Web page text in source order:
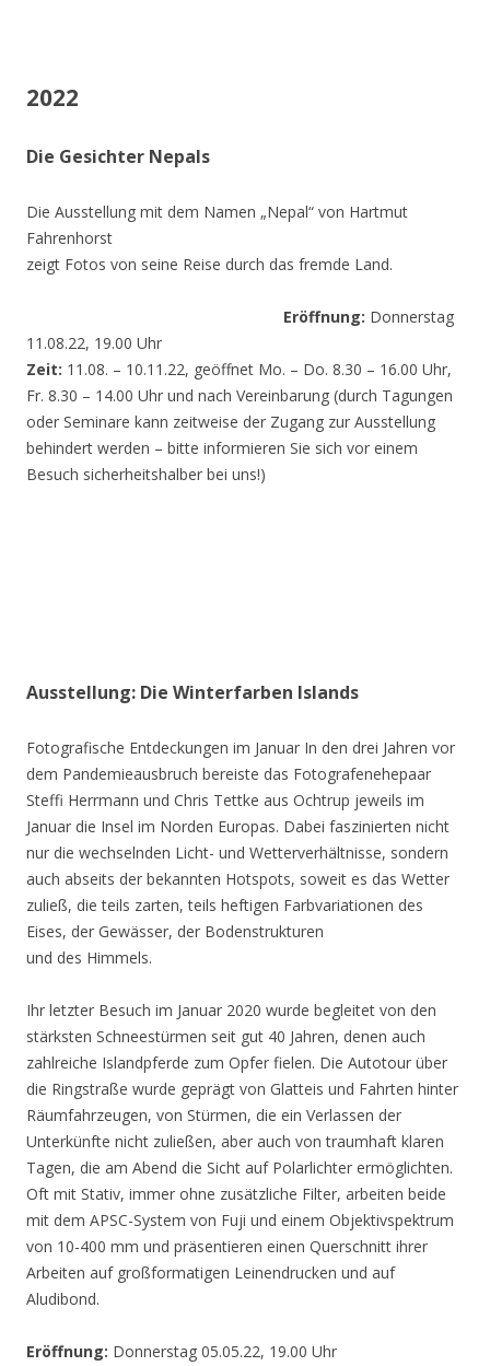
2022
Die Gesichter Nepals
Die Ausstellung mit dem Namen „Nepal“ von Hartmut
Fahrenhorst
zeigt Fotos von seine Reise durch das fremde Land.
Eröffnung: Donnerstag
11.08.22, 19.00 Uhr
Zeit: 11.08. – 10.11.22, geöffnet Mo. – Do. 8.30 – 16.00 Uhr,
Fr. 8.30 – 14.00 Uhr und nach Vereinbarung (durch Tagungen
oder Seminare kann zeitweise der Zugang zur Ausstellung
behindert werden – bitte informieren Sie sich vor einem
Besuch sicherheitshalber bei uns!)
Ausstellung: Die Winterfarben Islands
Fotografische Entdeckungen im Januar In den drei Jahren vor
dem Pandemieausbruch bereiste das Fotografenehepaar
Steffi Herrmann und Chris Tettke aus Ochtrup jeweils im
Januar die Insel im Norden Europas. Dabei faszinierten nicht
nur die wechselnden Licht- und Wetterverhältnisse, sondern
auch abseits der bekannten Hotspots, soweit es das Wetter
zuließ, die teils zarten, teils heftigen Farbvariationen des
Eises, der Gewässer, der Bodenstrukturen
und des Himmels.
Ihr letzter Besuch im Januar 2020 wurde begleitet von den
stärksten Schneestürmen seit gut 40 Jahren, denen auch
zahlreiche Islandpferde zum Opfer fielen. Die Autotour über
die Ringstraße wurde geprägt von Glatteis und Fahrten hinter
Räumfahrzeugen, von Stürmen, die ein Verlassen der
Unterkünfte nicht zuließen, aber auch von traumhaft klaren
Tagen, die am Abend die Sicht auf Polarlichter ermöglichten.
Oft mit Stativ, immer ohne zusätzliche Filter, arbeiten beide
mit dem APSC-System von Fuji und einem Objektivspektrum
von 10-400 mm und präsentieren einen Querschnitt ihrer
Arbeiten auf großformatigen Leinendrucken und auf
Aludibond.
Eröffnung: Donnerstag 05.05.22, 19.00 Uhr